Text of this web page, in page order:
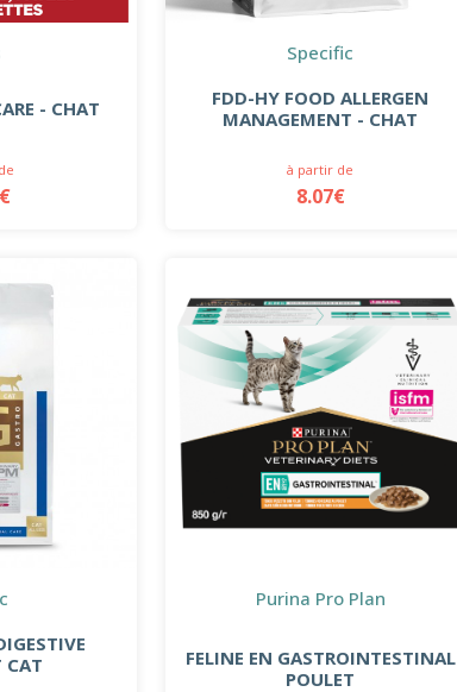
- CHAT
Specific
FDD-HY FOOD ALLERGEN
MANAGEMENT - CHAT
à partir de
8.07€
CAT
Purina Pro Plan
FELINE EN GASTROINTESTINAL
POULET